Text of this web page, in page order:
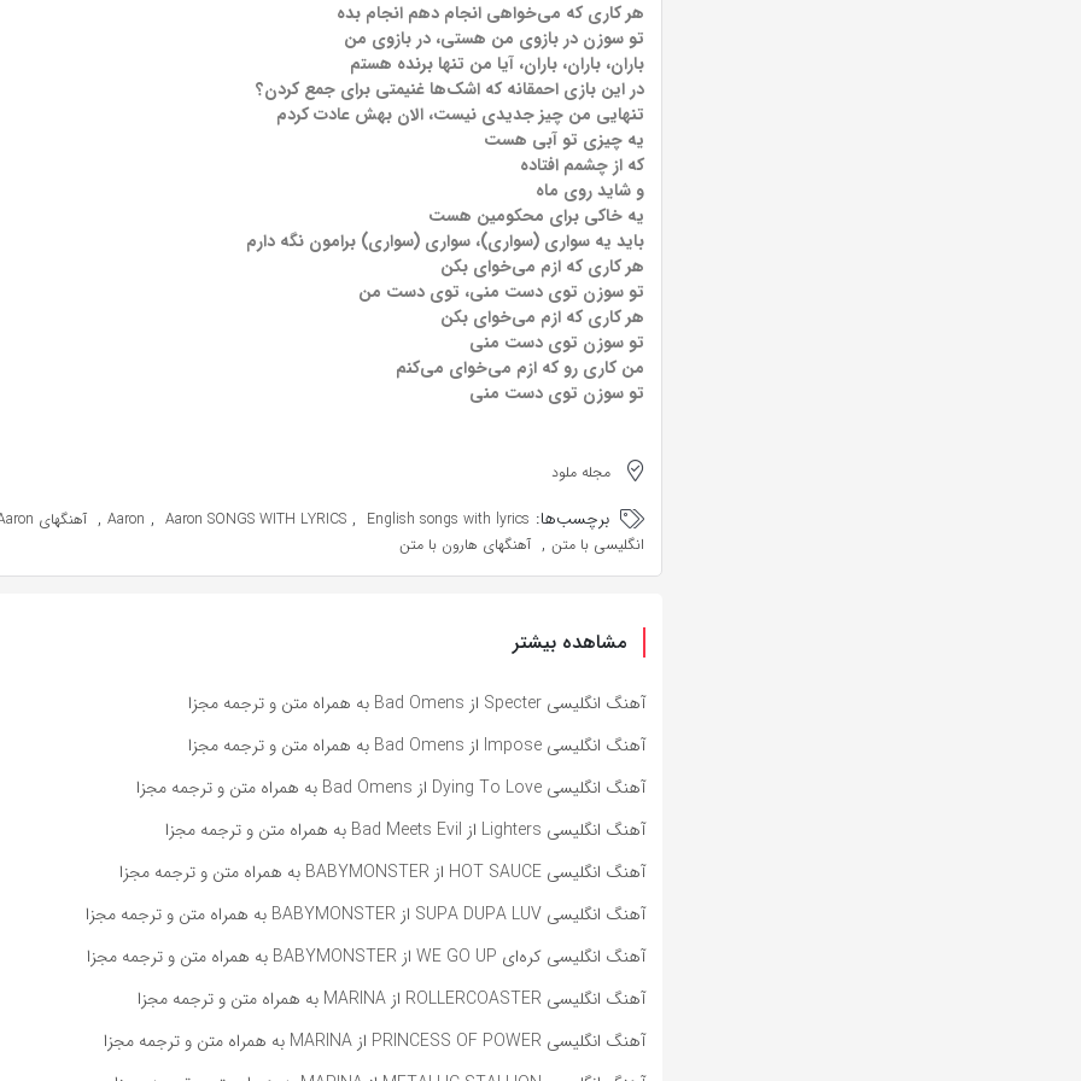
هر کاری که می‌خواهی انجام دهم انجام بده
تو سوزن در بازوی من هستی، در بازوی من
باران، باران، باران، آیا من تنها برنده هستم
در این بازی احمقانه که اشک‌ها غنیمتی برای جمع کردن؟
تنهایی من چیز جدیدی نیست، الان بهش عادت کردم
یه چیزی تو آبی هست
که از چشمم افتاده
و شاید روی ماه
یه خاکی برای محکومین هست
باید یه سواری (سواری)، سواری (سواری) برامون نگه دارم
هر کاری که ازم می‌خوای بکن
تو سوزن توی دست منی، توی دست من
هر کاری که ازم می‌خوای بکن
تو سوزن توی دست منی
من کاری رو که ازم می‌خوای می‌کنم
تو سوزن توی دست منی
مجله ملود
برچسب‌ها: Aaron , Aaron SONGS WITH LYRICS , English songs with lyrics
, آهنگهای Aaron
انگلیسی با متن , آهنگهای هارون با متن
مشاهده بیشتر
آهنگ انگلیسی Specter از Bad Omens به همراه متن و ترجمه مجزا
آهنگ انگلیسی Impose از Bad Omens به همراه متن و ترجمه مجزا
آهنگ انگلیسی Dying To Love از Bad Omens به همراه متن و ترجمه مجزا
آهنگ انگلیسی Lighters از Bad Meets Evil به همراه متن و ترجمه مجزا
آهنگ انگلیسی HOT SAUCE از BABYMONSTER به همراه متن و ترجمه مجزا
آهنگ انگلیسی SUPA DUPA LUV از BABYMONSTER به همراه متن و ترجمه مجزا
آهنگ انگلیسی کره‌ای WE GO UP از BABYMONSTER به همراه متن و ترجمه مجزا
آهنگ انگلیسی ROLLERCOASTER از MARINA به همراه متن و ترجمه مجزا
آهنگ انگلیسی PRINCESS OF POWER از MARINA به همراه متن و ترجمه مجزا